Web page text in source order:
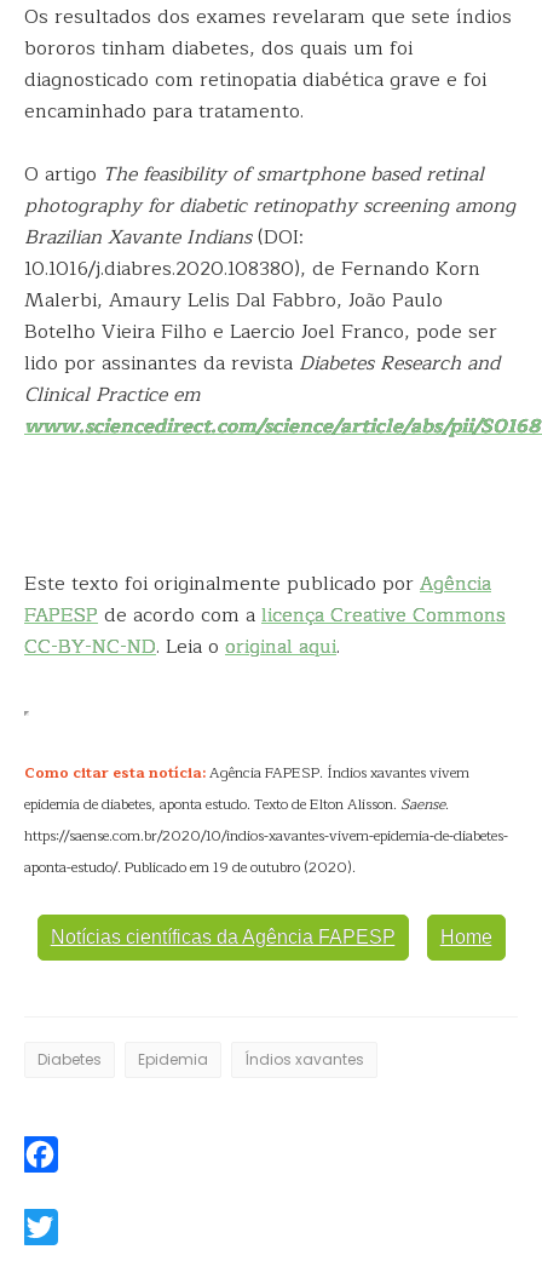
Os resultados dos exames revelaram que sete índios
bororos tinham diabetes, dos quais um foi
diagnosticado com retinopatia diabética grave e foi
encaminhado para tratamento.
O artigo The feasibility of smartphone based retinal
photography for diabetic retinopathy screening among
Brazilian Xavante Indians(DOI:
10.1016/j.diabres.2020.108380), de Fernando Korn
Malerbi, Amaury Lelis Dal Fabbro, João Paulo
Botelho Vieira Filho e Laercio Joel Franco, pode ser
lido por assinantes da revista Diabetes Research and
Clinical Practice em
www.sciencedirect.com/science/article/abs/pii/
Este texto foi originalmente publicado porAgência
FAPESPde acordo com alicença Creative Commons
CC-BY-NC-ND. Leia o original aqui.
Como citar esta notícia:Agência FAPESP. Índios xavantes vivem
epidemia de diabetes, aponta estudo. Texto de Elton Alisson. Saense.
https://saense.com.br/2020/10/indios-xavantes-vivem-epidemia-de-diabetes-
aponta-estudo/. Publicado em 19 de outubro (2020).
Notícias científicas da Agência FAPESP Home
Diabetes Epidemia Índios xavantes